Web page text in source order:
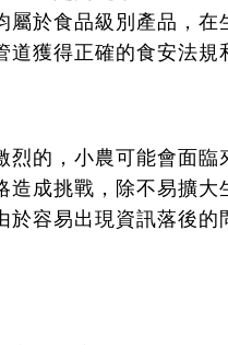
屬於食品級別產品，
獲得正確的食安法規
烈的，小農可能會面
造成挑戰，除不易擴
於容易出現資訊落後